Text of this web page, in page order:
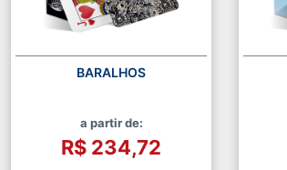
BARALHOS
a partir de:
R$ 234,72